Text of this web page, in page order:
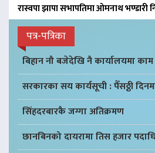
रास्वपा झापा सभापतिमा ओमनाथ भण्डारी
पत्र-पत्रिका
बिहान नौ बजेदेखि नै कार्यालयमा काम
सरकारका सय कार्यसूची : पैँसठ्ठी
सिंहदरबारकै जग्गा अतिक्रमण
छानबिनको दायरामा तिस हजार